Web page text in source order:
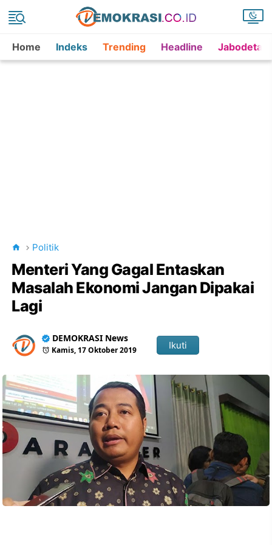
Home Indeks Trending Headline
Politik
Menteri Yang Gagal Entaskan
Masalah Ekonomi Jangan Dipakai
Lagi
DEMOKRASI News
Kamis, 17 Oktober 2019 Ikuti